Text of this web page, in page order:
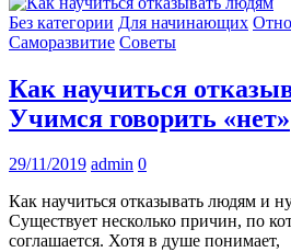
Без категории Для начинающих
Саморазвитие Советы
Как научиться
Учимся говорить «нет»
29/11/2019 admin 0
Как научиться отказывать людям и
Существует несколько причин, по
соглашается. Хотя в душе понимает,